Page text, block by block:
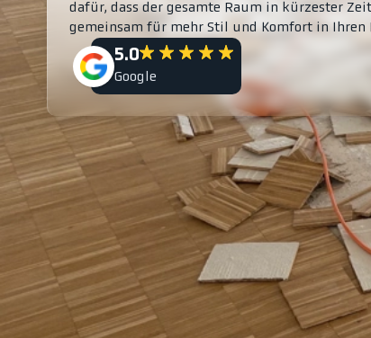
dafür, dass der gesamte Raum in kürzester
gemeinsam für mehr Stil und Komfort in Ihren
5.0
Google